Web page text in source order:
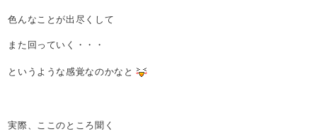
色んなことが出尽くして
また回っていく・・・
というような感覚なのかなと
実際、ここのところ聞く